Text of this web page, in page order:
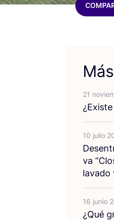
21
10 julio
va “
lava­do
16 junio
¿Qué